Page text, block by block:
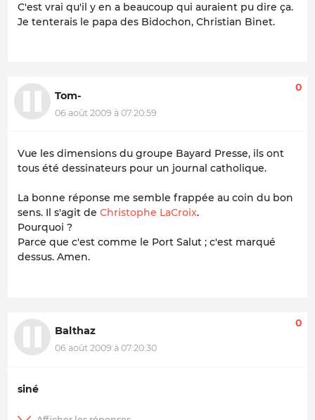
C'est vrai qu'il y en a beaucoup qui auraient pu dire ça.
Je tenterais le papa des Bidochon, Christian Binet.
Tom-
06 août 2009 à 07:20:59
0
Vue les dimensions du groupe Bayard Presse, ils ont
tous été dessinateurs pour un journal catholique.
La bonne réponse me semble frappée au coin du bon
sens. Il s'agit de Christophe LaCroix.
Pourquoi ?
Parce que c'est comme le Port Salut ; c'est marqué
dessus. Amen.
Balthaz
06 août 2009 à 07:20:30
0
siné